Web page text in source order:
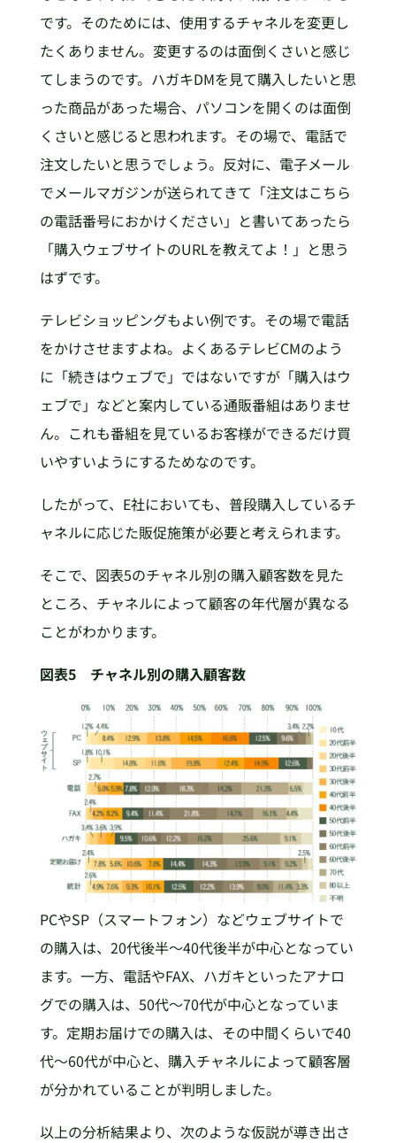
です。そのためには、使用するチャネルを変更し
たくありません。変更するのは面倒くさいと感じ
てしまうのです。ハガキDMを見て購入したいと思
った商品があった場合、パソコンを開くのは面倒
くさいと感じると思われます。その場で、電話で
注文したいと思うでしょう。反対に、電子メール
でメールマガジンが送られてきて「注文はこちら
の電話番号におかけください」と書いてあったら
「購入ウェブサイトのURLを教えてよ！」と思う
はずです。
テレビショッピングもよい例です。その場で電話
をかけさせますよね。よくあるテレビCMのよう
に「続きはウェブで」ではないですが「購入はウ
ェブで」などと案内している通販番組はありませ
ん。これも番組を見ているお客様ができるだけ買
いやすいようにするためなのです。
したがって、E社においても、普段購入しているチ
ャネルに応じた販促施策が必要と考えられます。
そこで、図表5のチャネル別の購入顧客数を見た
ところ、チャネルによって顧客の年代層が異なる
ことがわかります。
図表5 チャネル別の購入顧客数
PCやSP（スマートフォン）などウェブサイトで
の購入は、20代後半～40代後半が中心となってい
ます。一方、電話やFAX、ハガキといったアナロ
グでの購入は、50代～70代が中心となっていま
す。定期お届けでの購入は、その中間くらいで40
代～60代が中心と、購入チャネルによって顧客層
が分かれていることが判明しました。
以上の分析結果より、次のような仮説が導き出さ